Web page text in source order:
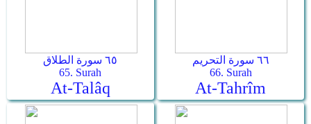
٦٥ سورة الطلاق
65. Surah
At-Talâq
٦٦ سورة التحريم
66. Surah
At-Tahrîm